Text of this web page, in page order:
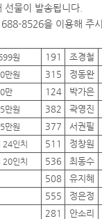
물이 발송됩니다.
8526을 이용해 주
원 191 조경철
만원 315 정동완
만 124 박가은
만원 382 곽영진
만원 377 서권필
24인치 511 정창원
20인치 536 최동수
508 유지혜
555 정은정
281 안소리